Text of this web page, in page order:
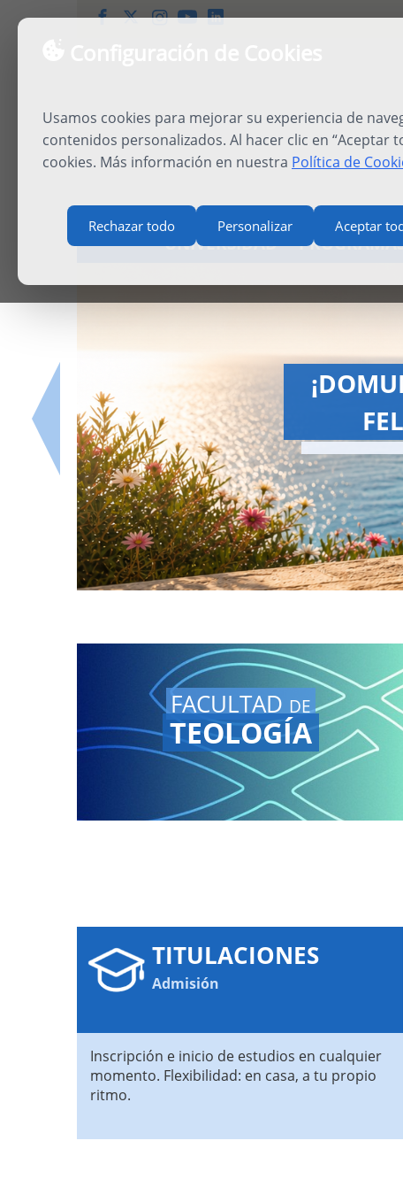
Usamos cookies para mejorar su experiencia de
contenidos personalizados. Al hacer clic en
cookies. Más información en nuestra Política de
Rechazar todo Personalizar Aceptar
UNIVERSIDAD
¡La
FACULTAD DE
TEOLOGÍA
TITULACIONES
Admisión
Inscripción e inicio de estudios en cualquier
momento. Flexibilidad: en casa, a tu propio
ritmo.